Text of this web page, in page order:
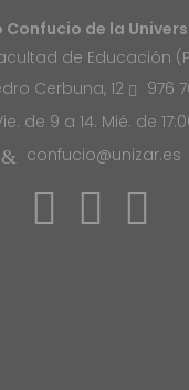
de la
de Educación
Cerbuna, 12
976
de 9 a 14. Mié. de
confucio@unizar.es